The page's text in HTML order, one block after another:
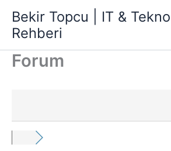
atlaBekir Topcu | IT &
Rehberi
Forum